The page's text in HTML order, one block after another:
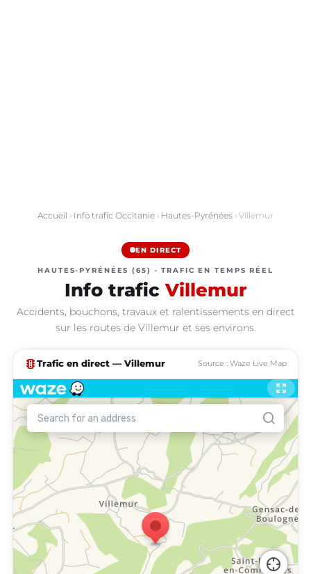
Accueil › Info trafic Occitanie › Hautes-Pyrénées › Villemur
EN DIRECT
HAUTES-PYRÉNÉES (65) · TRAFIC EN TEMPS RÉEL
Info trafic Villemur
Accidents, bouchons, travaux et ralentissements en direct
sur les routes de Villemur et ses environs.
traffic Trafic en direct — Villemur Source : Waze Live Map